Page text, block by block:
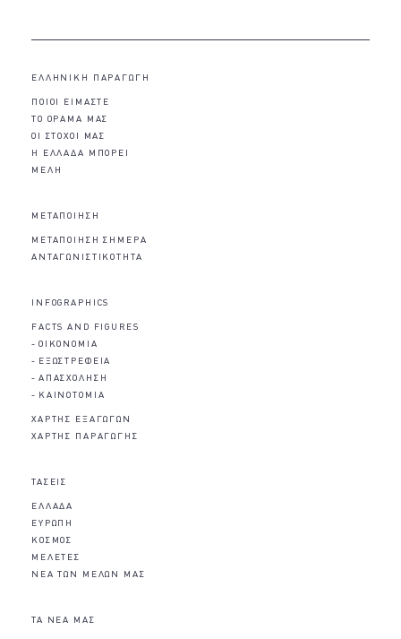
ΕΛΛΗΝΙΚΗ ΠΑΡΑΓΩΓΗ
ΠΟΙΟΙ ΕΙΜΑΣΤΕ
ΤΟ ΟΡΑΜΑ ΜΑΣ
ΟΙ ΣΤΟΧΟΙ ΜΑΣ
Η ΕΛΛΑΔΑ ΜΠΟΡΕΙ
ΜΕΛΗ
ΜΕΤΑΠΟΙΗΣΗ
ΜΕΤΑΠΟΙΗΣΗ ΣΗΜΕΡΑ
ΑΝΤΑΓΩΝΙΣΤΙΚΟΤΗΤΑ
INFOGRAPHICS
FACTS AND FIGURES
ΟΙΚΟΝΟΜΙΑ
ΕΞΩΣΤΡΕΦΕΙΑ
ΑΠΑΣΧΟΛΗΣΗ
ΚΑΙΝΟΤΟΜΙΑ
ΧΑΡΤΗΣ ΕΞΑΓΩΓΩΝ
ΧΑΡΤΗΣ ΠΑΡΑΓΩΓΗΣ
ΤΑΣΕΙΣ
ΕΛΛΑΔΑ
ΕΥΡΩΠΗ
ΚΟΣΜΟΣ
ΜΕΛΕΤΕΣ
ΝΕΑ ΤΩΝ ΜΕΛΩΝ ΜΑΣ
ΤΑ ΝΕΑ ΜΑΣ